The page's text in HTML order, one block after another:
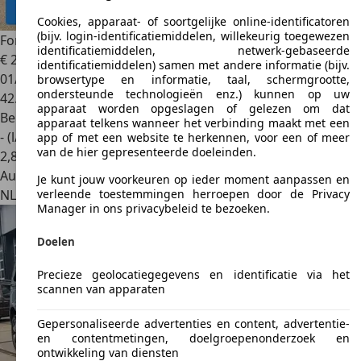
Ford Tourneo ConnectRolstoelauto 3+1 of 5+0
€ 29.950
01/2017
42.088 km
Benzine
- (l/100 km)
2,8
Autobedrijf
NL 2153 PJNieuw-vennep
Cookies, apparaat- of soortgelijke online-identificatoren
(bijv. login-identificatiemiddelen, willekeurig toegewezen
identificatiemiddelen, netwerk-gebaseerde
identificatiemiddelen) samen met andere informatie (bijv.
browsertype en informatie, taal, schermgrootte,
ondersteunde technologieën enz.) kunnen op uw
apparaat worden opgeslagen of gelezen om dat
apparaat telkens wanneer het verbinding maakt met een
app of met een website te herkennen, voor een of meer
van de hier gepresenteerde doeleinden.
Je kunt jouw voorkeuren op ieder moment aanpassen en
verleende toestemmingen herroepen door de Privacy
Manager in ons privacybeleid te bezoeken.
Doelen
Precieze geolocatiegegevens en identificatie via het
scannen van apparaten
Gepersonaliseerde advertenties en content, advertentie-
en contentmetingen, doelgroepenonderzoek en
ontwikkeling van diensten